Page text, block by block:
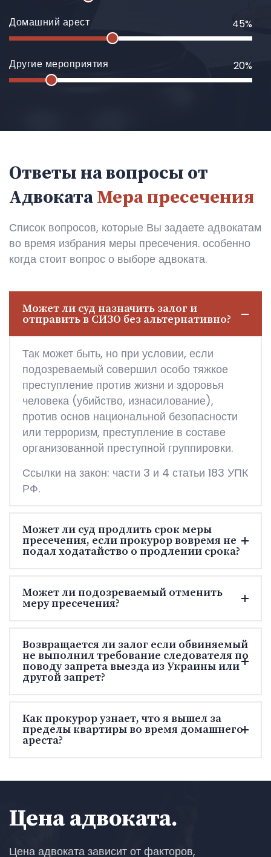
Домашний арест 45%
Другие мероприятия 20%
Ответы на вопросы от
АдвокатаМера пресечения
Список вопросов, которые Вы задаете адвокатам
во время избрания меры пресечения. особенно
когда стоит вопрос о выборе адвоката.
Может ли суд назначить залог и
отправить в СИЗО без альтернативно?
Так может быть, но при условии, если
подозреваемый совершил особо тяжкое
преступление против жизни и здоровья
человека (убийство, изнасилование),
против основ национальной безопасности
или терроризм, преступление в составе
организованной преступной группировки.
Ссылки на закон: части 3 и 4 статьи 183 УПК
РФ.
Может ли суд продлить срок меры
пресечения, если прокурор вовремя не
подал ходатайство о продлении срока?
Может ли подозреваемый отменить
меру пресечения?
Возвращается ли залог если обвиняемый
не выполнил требование следователя по
поводу запрета выезда из Украины или
другой запрет?
Как прокурор узнает, что я вышел за
пределы квартиры во время домашнего
ареста?
Цена адвоката.
Цена адвоката зависит от факторов,